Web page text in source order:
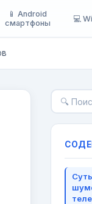
📱 Android
смартфоны
💻